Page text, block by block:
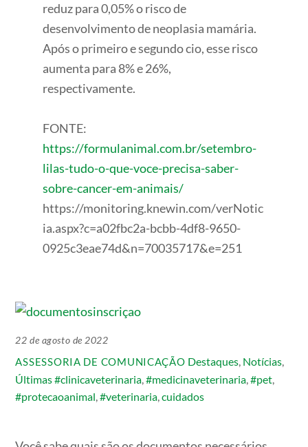
reduz para 0,05% o risco de
desenvolvimento de neoplasia mamária.
Após o primeiro e segundo cio, esse risco
aumenta para 8% e 26%,
respectivamente.
FONTE:
https://formulanimal.com.br/setembro-
lilas-tudo-o-que-voce-precisa-saber-
sobre-cancer-em-animais/
https://monitoring.knewin.com/verNotic
ia.aspx?c=a02fbc2a-bcbb-4df8-9650-
0925c3eae74d&n=70035717&e=251
22 de agosto de 2022
ASSESSORIA DE COMUNICAÇÃO Destaques, Notícias,
Últimas#clinicaveterinaria,#medicinaveterinaria,#pet,
#protecaoanimal,#veterinaria,cuidados